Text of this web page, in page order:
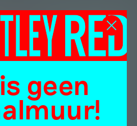
geen